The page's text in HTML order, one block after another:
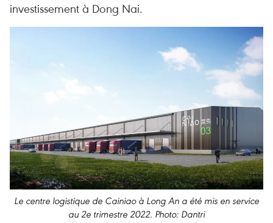
investissement à Dong Nai.
Le centre logistique de Cainiao à Long An a été mis en service
au 2e trimestre 2022. Photo: Dantri